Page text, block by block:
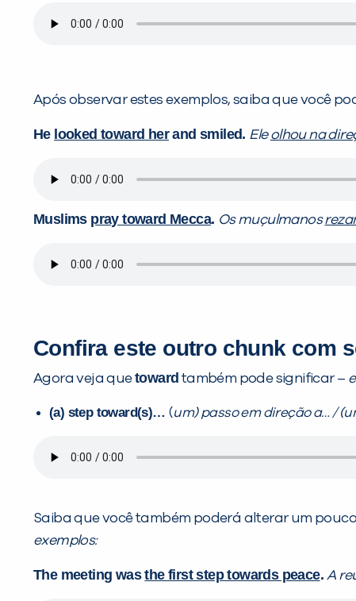
Após observar estes exemplos, saiba que você
He looked toward herand smiled. Eleolhou na
Muslims pray toward Mecca. Os muçulmanos
Confira este outro chunk com
Agora veja quetoward também pode significar –
(a) step toward(s)… (um) passo em direção a… /
Saiba que você também poderá alterar um
exemplos:
The meeting wasthe first step towards peace. A